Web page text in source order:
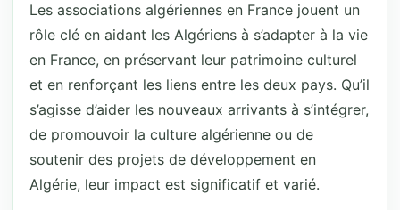
Les associations algériennes en France jouent un
rôle clé en aidant les Algériens à s’adapter à la vie
en France, en préservant leur patrimoine culturel
et en renforçant les liens entre les deux pays. Qu’il
s’agisse d’aider les nouveaux arrivants à s’intégrer,
de promouvoir la culture algérienne ou de
soutenir des projets de développement en
Algérie, leur impact est significatif et varié.